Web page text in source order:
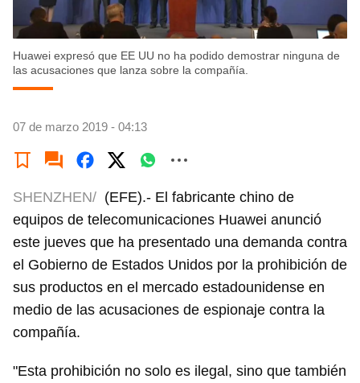
Huawei expresó que EE UU no ha podido demostrar ninguna de
las acusaciones que lanza sobre la compañía.
07 de marzo 2019 - 04:13
SHENZHEN/ (EFE).- El fabricante chino de
equipos de telecomunicaciones Huawei anunció
este jueves que ha presentado una demanda contra
el Gobierno de Estados Unidos por la prohibición de
sus productos en el mercado estadounidense en
medio de las acusaciones de espionaje contra la
compañía.
"Esta prohibición no solo es ilegal, sino que también